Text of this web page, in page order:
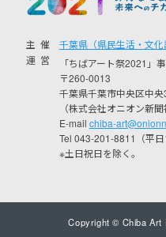
主催
千葉県（県民生活・文化
運営
「ちばアート祭2021」
〒260-0013
千葉県千葉市中央区中
（株式会社オニオン新聞
E-mail chiba-
Tel 043-201-8811（平日
※土日祝日を除く。
Copyright © Chiba Art